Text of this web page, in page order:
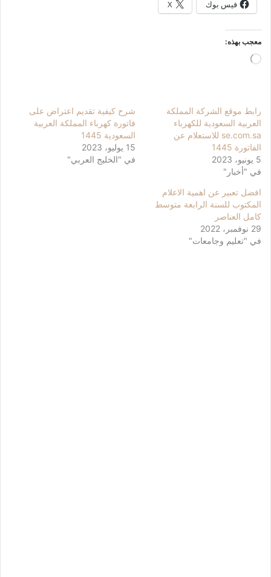
فيس بوك X
معجب بهذه:
جاري
رابط موقع الشركة المملكة
العربية السعودية للكهرباء
se.com.sa للاستعلام عن
الفاتورة 1445
5 يونيو، 2023
في "أخبار"
شرح كيفية تقديم اعتراض على
فاتورة كهرباء المملكة العربية
السعودية 1445
15 يوليو، 2023
في "الخليج العربي"
افضل تعبير عن اهمية الاعلام
المكتوب للسنة الرابعة متوسط
كامل العناصر
29 نوفمبر، 2022
في "تعليم وجامعات"